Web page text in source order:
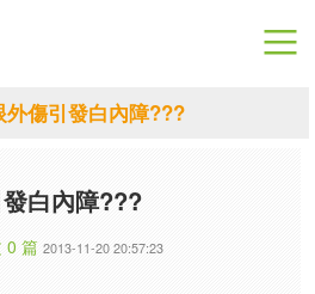
外傷引發白內障???
白內障???
0 篇 2013-11-20 20:57:23